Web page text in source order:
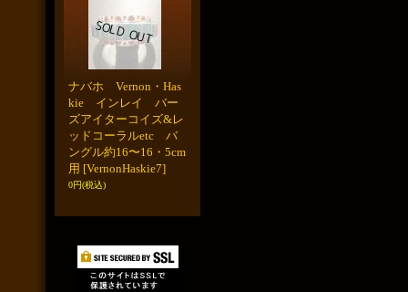
ナバホ Vernon・Has
kie インレイ バー
ズアイターコイズ&レ
ッドコーラルetc バ
ングル約16〜16・5cm
用 [VernonHaskie7]
0円(税込)